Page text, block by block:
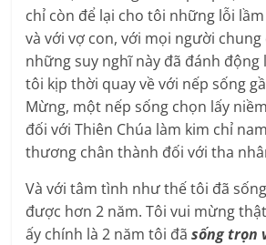
chỉ còn để lại cho tôi những lỗi
và với vợ con, với mọi người
những suy nghĩ này đã đánh động
tôi kịp thời quay về với nếp sống
Mừng, một nếp sống chọn lấy
đối với Thiên Chúa làm kim chỉ
thương chân thành đối với tha
Và với tâm tình như thế tôi đã
được hơn 2 năm. Tôi vui mừng
ấy chính là 2 năm tôi đãsống trọn